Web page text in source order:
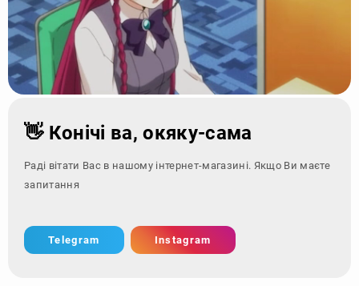
👋 Конічі ва, окяку-сама
Раді вітати Вас в нашому інтернет-магазині. Якщо Ви маєте
запитання - звернітьс
Telegram Instagram